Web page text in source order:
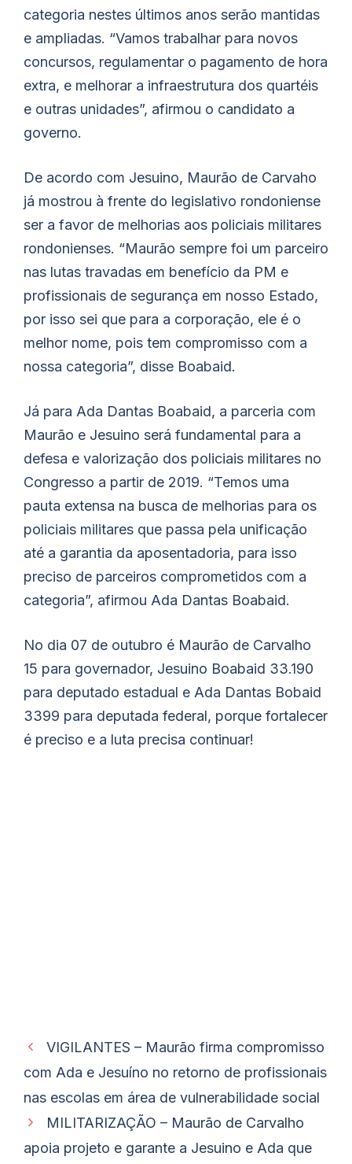
categoria nestes últimos anos serão mantidas
e ampliadas. “Vamos trabalhar para novos
concursos, regulamentar o pagamento de hora
extra, e melhorar a infraestrutura dos quartéis
e outras unidades”, afirmou o candidato a
governo.
De acordo com Jesuino, Maurão de Carvaho
já mostrou à frente do legislativo rondoniense
ser a favor de melhorias aos policiais militares
rondonienses. “Maurão sempre foi um parceiro
nas lutas travadas em benefício da PM e
profissionais de segurança em nosso Estado,
por isso sei que para a corporação, ele é o
melhor nome, pois tem compromisso com a
nossa categoria”, disse Boabaid.
Já para Ada Dantas Boabaid, a parceria com
Maurão e Jesuino será fundamental para a
defesa e valorização dos policiais militares no
Congresso a partir de 2019. “Temos uma
pauta extensa na busca de melhorias para os
policiais militares que passa pela unificação
até a garantia da aposentadoria, para isso
preciso de parceiros comprometidos com a
categoria”, afirmou Ada Dantas Boabaid.
No dia 07 de outubro é Maurão de Carvalho
15 para governador, Jesuino Boabaid 33.190
para deputado estadual e Ada Dantas Bobaid
3399 para deputada federal, porque fortalecer
é preciso e a luta precisa continuar!
VIGILANTES – Maurão firma compromisso
com Ada e Jesuíno no retorno de profissionais
nas escolas em área de vulnerabilidade social
MILITARIZAÇÃO – Maurão de Carvalho
apoia projeto e garante a Jesuino e Ada que